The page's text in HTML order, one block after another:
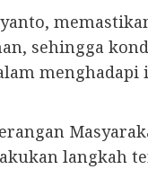
sehingga
menghadapi
langkah